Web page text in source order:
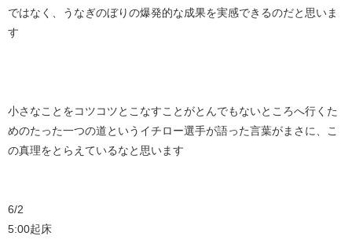
ではなく、うなぎのぼりの爆発的な成果を実感できるのだと思いま
す
小さなことをコツコツとこなすことがとんでもないところへ行くた
めのたった一つの道というイチロー選手が語った言葉がまさに、こ
の真理をとらえているなと思います
6/2
5:00起床